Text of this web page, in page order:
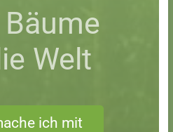
Welt
ich mit